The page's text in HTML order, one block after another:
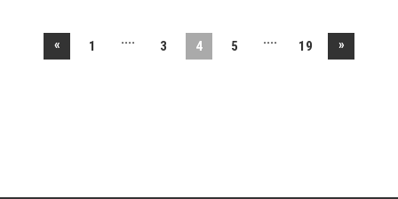
« 1 .... 3 4 5 .... 19 »